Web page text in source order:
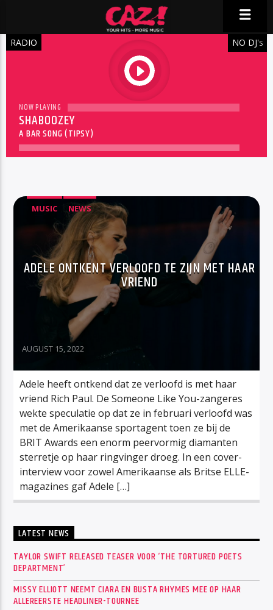
RADIO
play
NO DJ'S
NOW PLAYING
SHABOOZEY
A BAR SONG (TIPSY)
MUSIC NEWS
ADELE ONTKENT VERLOOFD TE ZIJN MET HAAR
VRIEND
AUGUST 15, 2022
Adele heeft ontkend dat ze verloofd is met haar
vriend Rich Paul. De Someone Like You-zangeres
wekte speculatie op dat ze in februari verloofd was
met de Amerikaanse sportagent toen ze bij de
BRIT Awards een enorm peervormig diamanten
sterretje op haar ringvinger droeg. In een cover-
interview voor zowel Amerikaanse als Britse ELLE-
magazines gaf Adele […]
LATEST NEWS
TAYLOR SWIFT RELEASED TEASER VOOR ‘THE TORTURED POETS
DEPARTMENT’
MISSY ELLIOTT NEEMT CIARA EN BUSTA RHYMES MEE OP HAAR
ALLEREERSTE HEADLINER-TOURNEE